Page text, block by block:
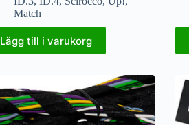
Match
Lägg till i varukorg